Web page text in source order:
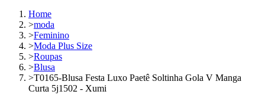
Home
>moda
>Feminino
>Moda Plus Size
>Roupas
>Blusa
>T0165-Blusa Festa Luxo Paetê Soltinha Gola V Manga
Curta 5j1502 - Xumi